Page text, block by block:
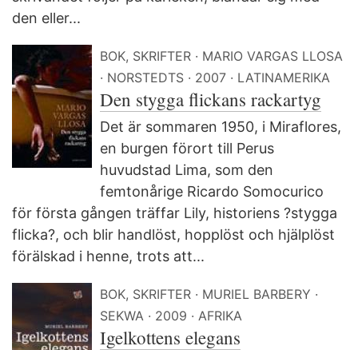
den eller...
BOK, SKRIFTER
MARIO VARGAS LLOSA
NORSTEDTS
2007 LATINAMERIKA
Den stygga flickans rackartyg
Det är sommaren 1950, i Miraflores,
en burgen förort till Perus
huvudstad Lima, som den
femtonårige Ricardo Somocurico
för första gången träffar Lily, historiens ?stygga
flicka?, och blir handlöst, hopplöst och hjälplöst
förälskad i henne, trots att...
BOK, SKRIFTER
MURIEL BARBERY
SEKWA
2009 AFRIKA
Igelkottens elegans